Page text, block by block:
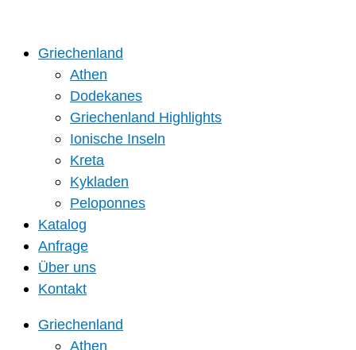
springenGriechenland
Athen
Dodekanes
Griechenland Highlights
Ionische Inseln
Kreta
Kykladen
Peloponnes
Katalog
Anfrage
Über uns
Kontakt
Griechenland
Athen